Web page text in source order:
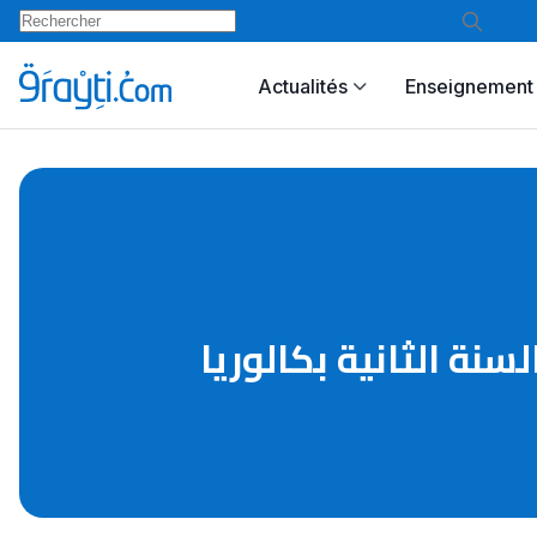
Actualités
التجريبي الأول مادة اللغة الإنجليزية فبراير 2013 السنة الثانية بكالوريا